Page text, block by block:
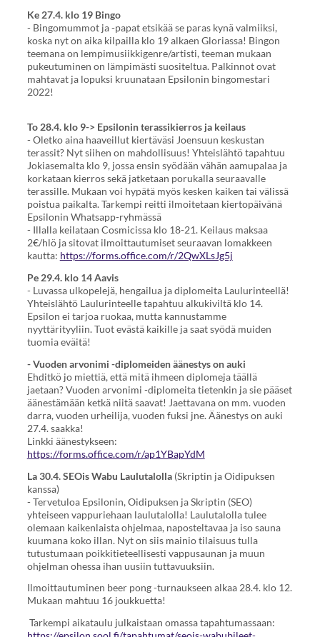
Ke 27.4. klo 19 Bingo
- Bingomummot ja -papat etsikää se paras kynä valmiiksi,
koska nyt on aika kilpailla klo 19 alkaen Gloriassa! Bingon
teemana on lempimusiikkigenre/artisti, teeman mukaan
pukeutuminen on lämpimästi suositeltua. Palkinnot ovat
mahtavat ja lopuksi kruunataan Epsilonin bingomestari
2022!
To 28.4. klo 9-> Epsilonin terassikierros ja keilaus
- Oletko aina haaveillut kiertäväsi Joensuun keskustan
terassit? Nyt siihen on mahdollisuus! Yhteislähtö tapahtuu
Jokiasemalta klo 9, jossa ensin syödään vähän aamupalaa ja
korkataan kierros sekä jatketaan porukalla seuraavalle
terassille. Mukaan voi hypätä myös kesken kaiken tai välissä
poistua paikalta. Tarkempi reitti ilmoitetaan kiertopäivänä
Epsilonin Whatsapp-ryhmässä
- Illalla keilataan Cosmicissa klo 18-21. Keilaus maksaa
2€/hlö ja sitovat ilmoittautumiset seuraavan lomakkeen
kautta: https://forms.office.com/r/2QwXLsJg5j
Pe 29.4. klo 14 Aavis
- Luvassa ulkopelejä, hengailua ja diplomeita Laulurinteellä!
Yhteislähtö Laulurinteelle tapahtuu alkukiviltä klo 14.
Epsilon ei tarjoa ruokaa, mutta kannustamme
nyyttärityyliin. Tuot evästä kaikille ja saat syödä muiden
tuomia eväitä!
- Vuoden arvonimi -diplomeiden äänestys on auki
Ehditkö jo miettiä, että mitä ihmeen diplomeja täällä
jaetaan? Vuoden arvonimi -diplomeita tietenkin ja sie pääset
äänestämään ketkä niitä saavat! Jaettavana on mm. vuoden
darra, vuoden urheilija, vuoden fuksi jne. Äänestys on auki
27.4. saakka!
Linkki äänestykseen:
https://forms.office.com/r/ap1YBapYdM
La 30.4. SEOis Wabu Laulutalolla (Skriptin ja Oidipuksen
kanssa)
- Tervetuloa Epsilonin, Oidipuksen ja Skriptin (SEO)
yhteiseen vappuriehaan laulutalolla! Laulutalolla tulee
olemaan kaikenlaista ohjelmaa, naposteltavaa ja iso sauna
kuumana koko illan. Nyt on siis mainio tilaisuus tulla
tutustumaan poikkitieteellisesti vappusaunan ja muun
ohjelman ohessa ihan uusiin tuttavuuksiin.
Ilmoittautuminen beer pong -turnaukseen alkaa 28.4. klo 12.
Mukaan mahtuu 16 joukkuetta!
Tarkempi aikataulu julkaistaan omassa tapahtumassaan: